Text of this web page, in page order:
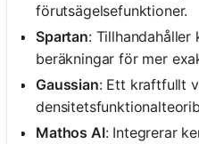
förutsägelsefunktioner.
Spartan: Tillhandahåller
beräkningar för mer
Gaussian: Ett kraftfullt
Mathos AI: Integrerar